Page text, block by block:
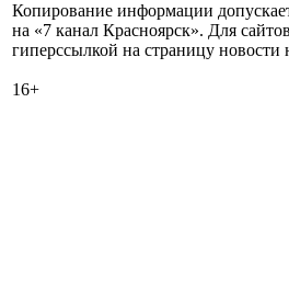
Копирование информации
на «7 канал Красноярск». Для
гиперссылкой на страницу новости
16+